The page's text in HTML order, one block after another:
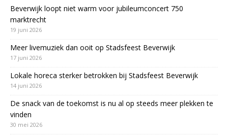
Beverwijk loopt niet warm voor jubileumconcert 750
marktrecht
19 juni 2026
Meer livemuziek dan ooit op Stadsfeest Beverwijk
17 juni 2026
Lokale horeca sterker betrokken bij Stadsfeest Beverwijk
14 juni 2026
De snack van de toekomst is nu al op steeds meer plekken te
vinden
30 mei 2026